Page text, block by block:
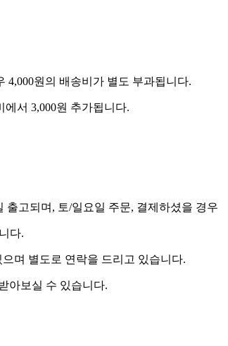
4,000원의 배송비가 별도 부과됩니다.
서 3,000원 추가됩니다.
출고되며, 토/일요일 주문, 결제하셨을 경우
다.
며 별도로 연락을 드리고 있습니다.
아보실 수 있습니다.